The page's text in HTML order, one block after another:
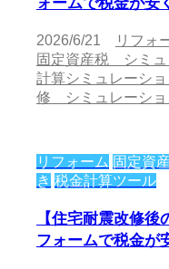
2026/6/21 リフォ
固定資産税 シミュ
計算シミュレーショ
修 シミュレーショ
リフォーム 固定資
き 税金計算ツール
【住宅耐震改修
フォームで税金が